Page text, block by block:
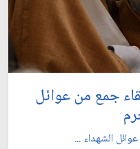
جمع من عوائل
الشهداء ...